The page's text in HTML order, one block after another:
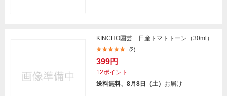
KINCHO園芸 日産トマトトーン（30ml）
(2)
399円
12ポイント
送料無料、8月8日（土） お届け